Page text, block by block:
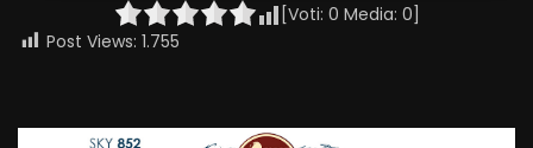
[Voti: 0 Media: 0]
Post Views: 1.755